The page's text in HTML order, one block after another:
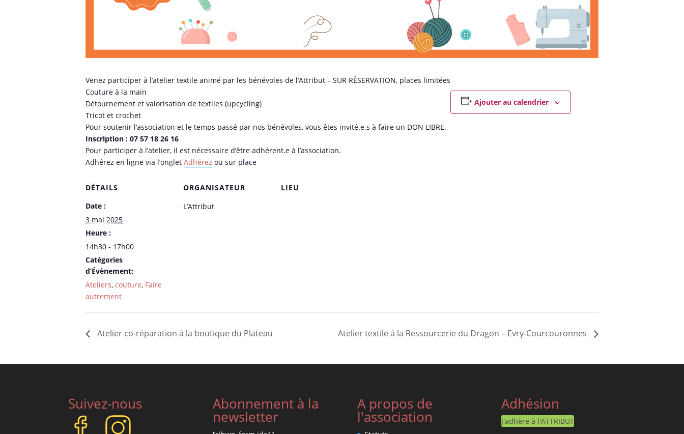
Venez participer à l’atelier textile animé par les bénévoles de l’Attribut – SUR RÉSERVATION, places limitées
Couture à la main
Détournement et valorisation de textiles (upcycling)
Tricot et crochet
Pour soutenir l’association et le temps passé par nos bénévoles, vous êtes invité.e.s à faire un DON LIBRE.
Inscription : 07 57 18 26 16
Pour participer à l’atelier, il est nécessaire d’être adhérent.e à l’association.
Adhérez en ligne via l’onglet Adhérez ou sur place
Ajouter au calendrier
DÉTAILS
Date :
3 mai 2025
Heure :
14h30 - 17h00
Catégories
d’Évènement:
Ateliers, couture, Faire
autrement
ORGANISATEUR
L’Attribut
LIEU
Atelier co-réparation à la boutique du Plateau Atelier textile à la Ressourcerie du Dragon – Evry-Courcouronnes
Suivez-nous Abonnement à la
newsletter
A propos de
l'association
Adhésion
J'adhère à l'ATTRIBUT